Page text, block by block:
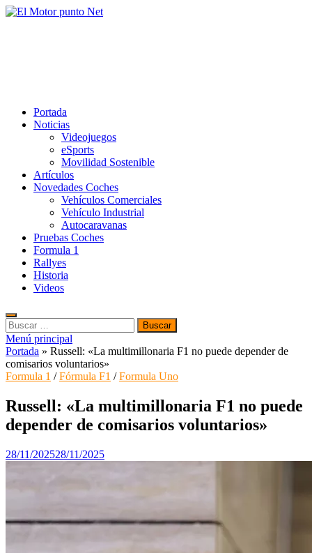
Saltar
Portada
Noticias
Videojuegos
eSports
Movilidad Sostenible
Artículos
Novedades Coches
Vehículos Comerciales
Vehículo Industrial
Autocaravanas
Pruebas Coches
Formula 1
Rallyes
Historia
Videos
Buscar:
Menú principal
Portada » Russell: «La multimillonaria F1 no puede depender de
comisarios voluntarios»
Formula 1 /Fórmula F1 /Formula Uno
Russell: «La multimillonaria F1 no puede
depender de comisarios voluntarios»
28/11/202528/11/2025